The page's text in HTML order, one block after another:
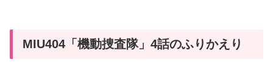
MIU404「機動捜査隊」4話のふりかえり